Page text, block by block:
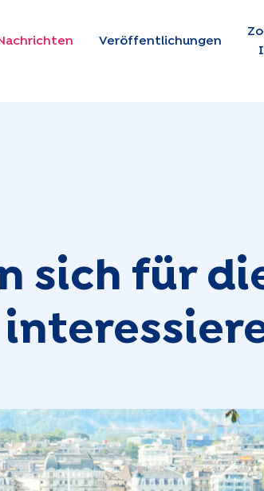
Zum Hauptinhalt springen
Veröffentlichungen
sich für